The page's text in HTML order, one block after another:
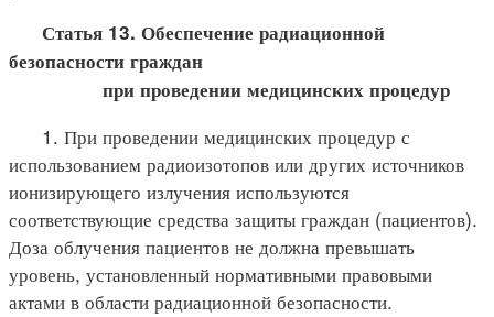
Статья 13. Обеспечение радиационной
безопасности граждан
при проведении медицинских процедур
1. При проведении медицинских процедур с
использованием радиоизотопов или других источников
ионизирующего излучения используются
соответствующие средства защиты граждан (пациентов).
Доза облучения пациентов не должна превышать
уровень, установленный нормативными правовыми
актами в области радиационной безопасности.